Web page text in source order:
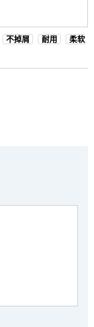
不掉屑 耐用
柔软